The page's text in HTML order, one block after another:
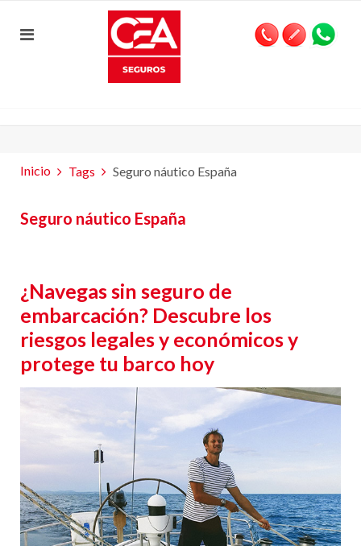
Inicio Tags Seguro náutico España
Seguro náutico España
¿Navegas sin seguro de
embarcación? Descubre los
riesgos legales y económicos y
protege tu barco hoy